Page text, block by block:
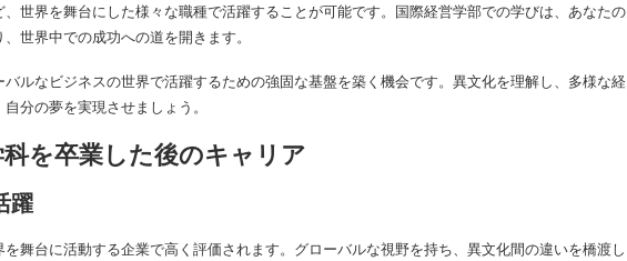
世界を舞台にした様々な職種で活躍することが可能です。国際経営学部での学びは、あなたの
世界中での成功への道を開きます。
ルなビジネスの世界で活躍するための強固な基盤を築く機会です。異文化を理解し、多様な経
分の夢を実現させましょう。
を卒業した後のキャリア
躍
舞台に活動する企業で高く評価されます。グローバルな視野を持ち、異文化間の違いを橋渡し